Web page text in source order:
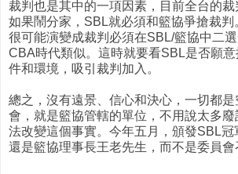
裁判也是其中的一項因素，目前全台的裁
如果鬧分家，SBL就必須和籃協爭搶裁判
很可能演變成裁判必須在SBL/籃協中二
CBA時代類似。這時就要看SBL是否願
件和環境，吸引裁判加入。
總之，沒有遠景、信心和決心，一切都
會，就是籃協管轄的單位，不用說太多
法改變這個事實。今年五月，頒發SBL冠
還是籃協理事長王老先生，而不是委員會